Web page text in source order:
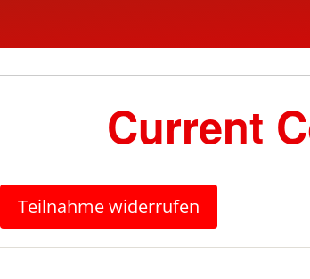
Current
Teilnahme widerrufen